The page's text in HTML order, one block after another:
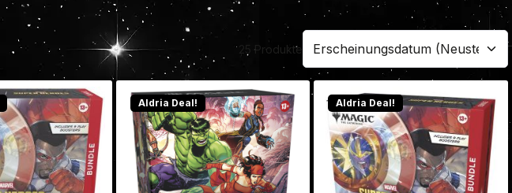
25 Produkte
Aldria Deal! Aldria Deal!